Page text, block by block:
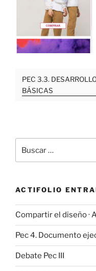
PEC 3.3.
BÁSICAS
por:
ACTIFOLIO
Compartir el diseño ·
Pec 4. Documento
Debate Pec III